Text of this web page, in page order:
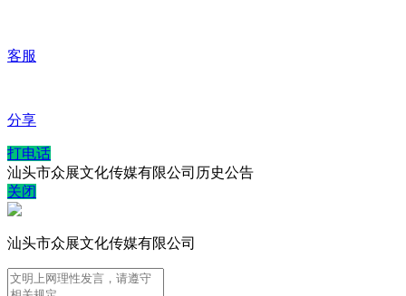
客服
分享
打电话
汕头市众展文化传媒有限公司历史公告
关闭
汕头市众展文化传媒有限公司